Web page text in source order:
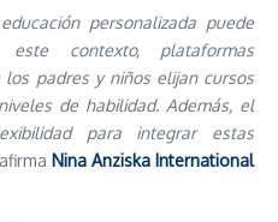
personalizada puede
contexto, plataformas
padres y niños elijan cursos
de habilidad. Además, el
para integrar estas
Nina Anziska International